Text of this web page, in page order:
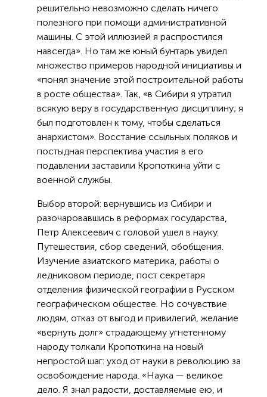
решительно невозможно сделать ничего
полезного при помощи административной
машины. С этой иллюзией я распростился
навсегда». Но там же юный бунтарь увидел
множество примеров народной инициативы и
«понял значение этой построительной работы
в росте общества». Так, «в Сибири я утратил
всякую веру в государственную дисциплину; я
был подготовлен к тому, чтобы сделаться
анархистом». Восстание ссыльных поляков и
постыдная перспектива участия в его
подавлении заставили Кропоткина уйти с
военной службы.
Выбор второй: вернувшись из Сибири и
разочаровавшись в реформах государства,
Петр Алексеевич с головой ушел в науку.
Путешествия, сбор сведений, обобщения.
Изучение азиатского материка, работы о
ледниковом периоде, пост секретаря
отделения физической географии в Русском
географическом обществе. Но сочувствие
людям, отказ от выгод и привилегий, желание
«вернуть долг» страдающему угнетенному
народу толкали Кропоткина на новый
непростой шаг: уход от науки в революцию за
освобождение народа. «Наука — великое
дело. Я знал радости, доставляемые ею, и